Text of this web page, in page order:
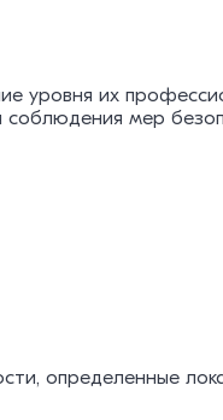
уровня их
соблюдения мер
определенные